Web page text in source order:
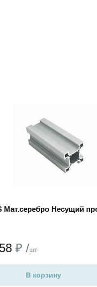
Мат.cеребро Несущий
₽ /шт
В корзину